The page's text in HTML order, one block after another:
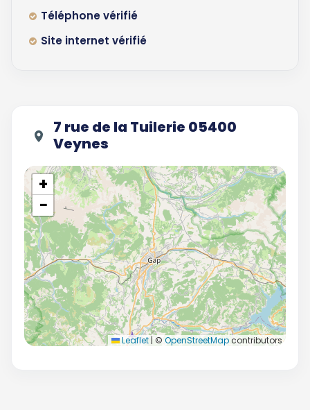
Téléphone vérifié
Site internet vérifié
7 rue de la Tuilerie 05400
Veynes
+
−
Leaflet | © OpenStreetMapcontributors